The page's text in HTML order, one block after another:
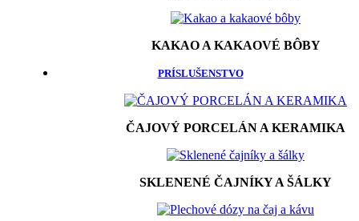
KAKAO A KAKAOVÉ BÔBY
PRÍSLUŠENSTVO
ČAJOVÝ PORCELÁN A KERAMIKA
SKLENENÉ ČAJNÍKY A ŠÁLKY